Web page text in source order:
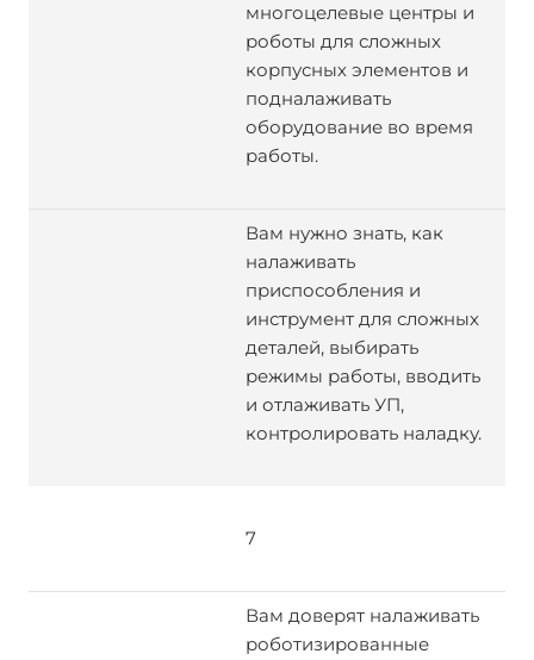
многоцелевые центры и
роботы для сложных
корпусных элементов и
подналаживать
оборудование во время
работы.
Вам нужно знать, как
налаживать
приспособления и
инструмент для сложных
деталей, выбирать
режимы работы, вводить
и отлаживать УП,
контролировать наладку.
7
Вам доверят налаживать
роботизированные